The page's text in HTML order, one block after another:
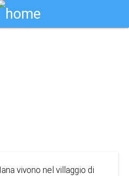
vivono nel villaggio di